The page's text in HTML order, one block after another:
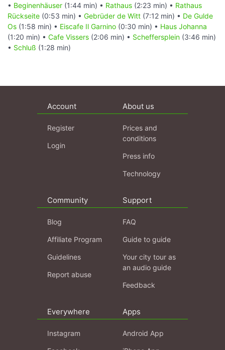
• Beginenhäuser (1:44 min) • Rathaus (2:23 min) • Rathaus
Rückseite (0:53 min) • Gebrüder de Witt (7:12 min) • De Gulde
Os (1:58 min) • Eiscafe Il Garnino (0:30 min) • Haus Johanna
(1:20 min) • Cafe Vissers (2:06 min) • Scheffersplein (3:46 min)
• Schluß (1:28 min)
Account
Register
Login
About us
Prices and
conditions
Press info
Technology
Community
Blog
Affiliate Program
Guidelines
Report abuse
Support
FAQ
Guide to guide
Your city tour as
an audio guide
Feedback
Everywhere
Instagram
Apps
Android App